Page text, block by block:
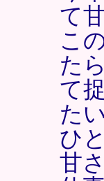
て
こ
た
て
たい
ひ
甘